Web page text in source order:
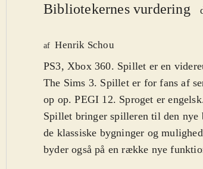
Bibliotekernes vurdering
af Henrik Schou
PS3, Xbox 360. Spillet er en
The Sims 3. Spillet er for fans af
op op. PEGI 12. Sproget er engelsk
Spillet bringer spilleren til den
de klassiske bygninger og
byder også på en række nye